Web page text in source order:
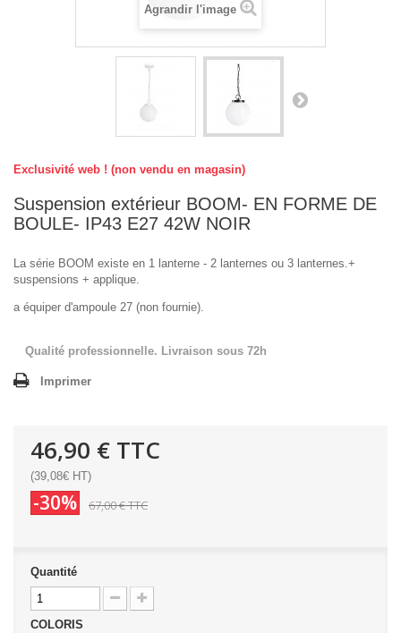
Agrandir l'image
Exclusivité web ! (non vendu en magasin)
Suspension extérieur BOOM- EN FORME DE
BOULE- IP43 E27 42W NOIR
La série BOOM existe en 1 lanterne - 2 lanternes ou 3 lanternes.+
suspensions + applique.
a équiper d'ampoule 27 (non fournie).
Qualité professionnelle. Livraison sous 72h
Imprimer
46,90 € TTC
(39,08€ HT)
-30% 67,00 €TTC
Quantité
COLORIS